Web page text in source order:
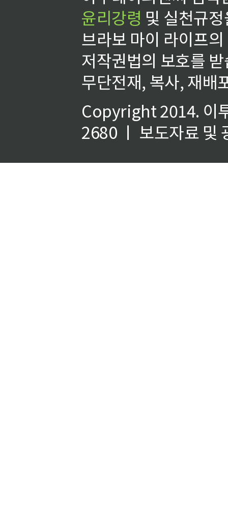
윤리강령 및 실천규
브라보 마이 라이프
저작권법의 보호를
무단전재, 복사, 재배
Copyright 2014. 이
2680 ㅣ 보도자료